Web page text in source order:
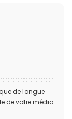
de langue
de votre média